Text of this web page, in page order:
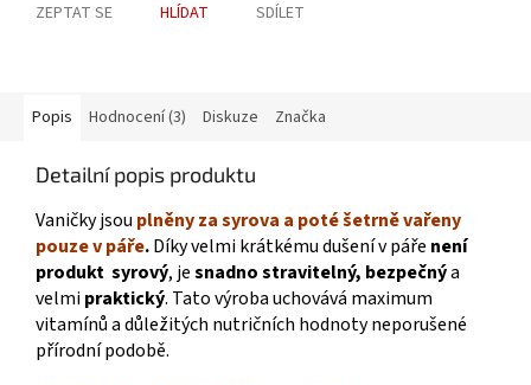
ZEPTAT SE HLÍDAT SDÍLET
Popis Hodnocení (3) Diskuze Značka
Detailní popis produktu
Vaničky jsou plněny za syrova a poté šetrně vařeny
pouze v páře.Díky velmi krátkému dušení v páře není
produkt syrový, jesnadno stravitelný, bezpečnýa
velmipraktický. Tato výroba uchovává maximum
vitamínů a důležitých nutričních hodnoty neporušené
přírodní podobě.